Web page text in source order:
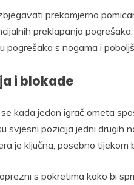
prekomjerno
preklapanja
pogrešaka s nogama i
i blokade
kada jedan igrač ometa
svjesni pozicija jedni drugih
je ključna, posebno tijekom
s pokretima kako bi